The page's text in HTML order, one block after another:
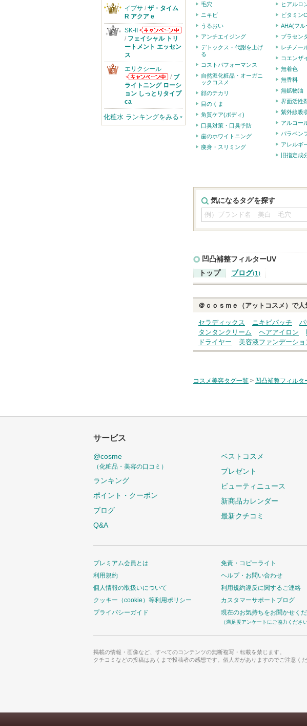
毛穴
ニキビ
うるおい
アンチエイジング
デトックス・代謝を上げ
る
コストパフォーマンス
自然派化粧品・オーガニ
ックコスメ
顔のテカリ
目のくま
角質ケア(ボディ)
口臭対策・口臭予防
歯のホワイトニング
痩身・スリミング
ヒアルロ
ビタミンC
AHA(フル
プラセン
レチノー
コエンザ
無着色
無香料
無鉱物油
界面活性
紫外線吸
アルコー
パラベン
アレルギ
旧指定成
気になるタグを探す
凹凸補整フィルターUV
トップ
ブログ(1)
＠ｃｏｓｍｅ（アットコスメ）で人
セラディックス ニキビパッチ
タンタンクリーム
ヘアアイロン
ドライヤー
美容液ファンデーショ
コスメ美容タグ一覧 > 凹凸補整フィルタ
イプサ / ザ・タイム
R アクア e
SK-II
SK-IIからのお
知らせがありま
/ フェイシャル トリ
ートメント エッセン
ス
エリクシール
エリクシールか
らのお知らせが
あります
/ ブ
ライトニング ローシ
ョン しっとりタイプ
ca
化粧水 ランキングをみる
サービス
@cosme
（化粧品・美容の口コミ）
ランキング
ポイント・クーポン
ブログ
Q&A
ベストコスメ
プレゼント
ビューティニュース
新商品カレンダー
最新クチコミ
プレミアム会員とは
利用規約
個人情報の取扱いについて
クッキー（cookie）等利用ポリシー
プライバシーガイド
免責・コピーライト
ヘルプ・お問い合わせ
利用規約違反に関するご連絡
カスタマーサポートブログ
現在のお気持ちをお聞かせく
（満足度アンケートにご協力ください
掲載の情報・画像など、すべてのコンテンツの無断複写・転載を禁じます。
クチコミなどの投稿はあくまで投稿者の感想です。個人差がありますのでご注意くだ